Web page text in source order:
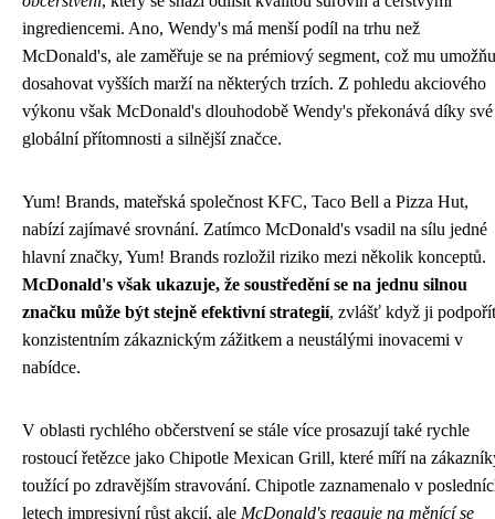
ingrediencemi. Ano, Wendy's má menší podíl na trhu než
McDonald's, ale zaměřuje se na prémiový segment, což mu
dosahovat vyšších marží na některých trzích. Z pohledu akciového
výkonu však McDonald's dlouhodobě Wendy's překonává díky své
globální přítomnosti a silnější značce.
Yum! Brands, mateřská společnost KFC, Taco Bell a Pizza Hut,
nabízí zajímavé srovnání. Zatímco McDonald's vsadil na sílu jedné
hlavní značky, Yum! Brands rozložil riziko mezi několik konceptů.
McDonald's však ukazuje, že soustředění se na jednu silnou
značku může být stejně efektivní strategií, zvlášť když ji
konzistentním zákaznickým zážitkem a neustálými inovacemi v
nabídce.
V oblasti rychlého občerstvení se stále více prosazují také rychle
rostoucí řetězce jako Chipotle Mexican Grill, které míří na
toužící po zdravějším stravování. Chipotle zaznamenalo v
letech impresivní růst akcií, ale McDonald's reaguje na měnící se